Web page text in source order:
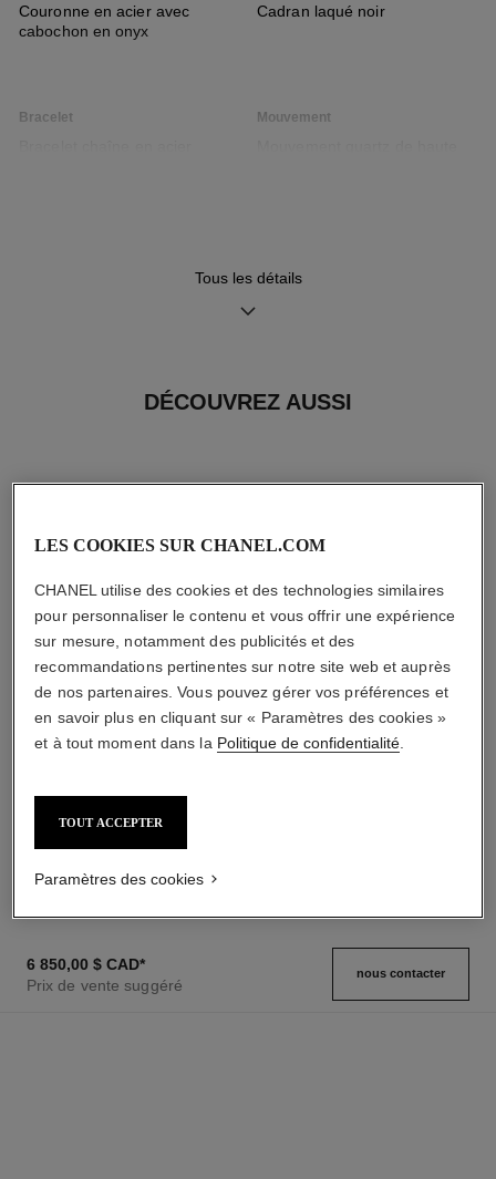
Couronne en acier avec
cabochon en onyx
Cadran laqué noir
Bracelet Mouvement
Conseils d'entretien Mode d'emploi
Tous les détails
DÉCOUVREZ AUSSI
Acier et cuir noir, cadran laqué
noir
6 850,00 $ CAD*
Prix de vente suggéré
nous contacter
LES COOKIES SUR CHANEL.COM
CHANEL utilise des cookies et des technologies similaires
pour personnaliser le contenu et vous offrir une expérience
sur mesure, notamment des publicités et des
recommandations pertinentes sur notre site web et auprès
de nos partenaires. Vous pouvez gérer vos préférences et
en savoir plus en cliquant sur « Paramètres des cookies »
et à tout moment dans la Politique de confidentialité.
TOUT ACCEPTER
Paramètres des cookies